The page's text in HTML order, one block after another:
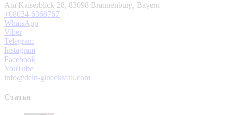
Am Kaiserblick 28, 83098 Brannenburg, Bayern
+08034-6368767
WhatsApp
Viber
Telegram
Instagram
Facebook
YouTube
info@dein-gluecksfall.com
Статьи